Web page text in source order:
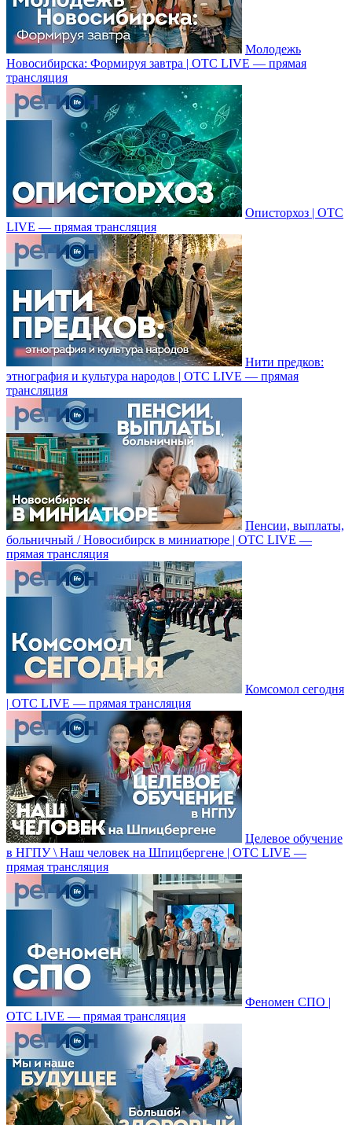
Молодежь
Новосибирска: Формируя завтра | ОТС LIVE — прямая
трансляция
Описторхоз | ОТС
LIVE — прямая трансляция
Нити предков:
этнография и культура народов | ОТС LIVE — прямая
трансляция
Пенсии, выплаты,
больничный / Новосибирск в миниатюре | ОТС LIVE —
прямая трансляция
Комсомол сегодня
| ОТС LIVE — прямая трансляция
Целевое обучение
в НГПУ \ Наш человек на Шпицбергене | ОТС LIVE —
прямая трансляция
Феномен СПО |
ОТС LIVE — прямая трансляция